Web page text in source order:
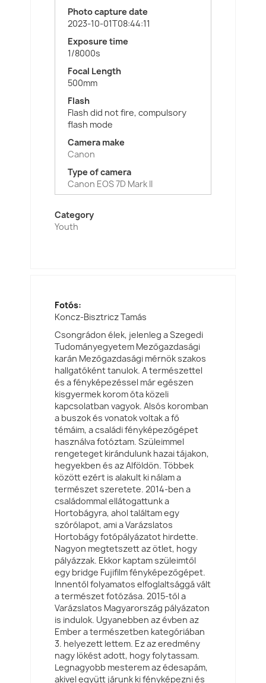
Photo capture date
2023-10-01T08:44:11
Exposure time
1/8000s
Focal Length
500mm
Flash
Flash did not fire, compulsory
flash mode
Camera make
Canon
Type of camera
Canon EOS 7D Mark II
Category
Youth
Fotós:
Koncz-Bisztricz Tamás
Csongrádon élek, jelenleg a Szegedi
Tudományegyetem Mezőgazdasági
karán Mezőgazdasági mérnök szakos
hallgatóként tanulok. A természettel
és a fényképezéssel már egészen
kisgyermek korom óta közeli
kapcsolatban vagyok. Alsós koromban
a buszok és vonatok voltak a fő
témáim, a családi fényképezőgépet
használva fotóztam. Szüleimmel
rengeteget kirándulunk hazai tájakon,
hegyekben és az Alföldön. Többek
között ezért is alakult ki nálam a
természet szeretete. 2014-ben a
családommal ellátogattunk a
Hortobágyra, ahol találtam egy
szórólapot, ami a Varázslatos
Hortobágy fotópályázatot hirdette.
Nagyon megtetszett az ötlet, hogy
pályázzak. Ekkor kaptam szüleimtől
egy bridge Fujifilm fényképezőgépet.
Innentől folyamatos elfoglaltsággá vált
a természet fotózása. 2015-től a
Varázslatos Magyarország pályázaton
is indulok. Ugyanebben az évben az
Ember a természetben kategóriában
3. helyezett lettem. Ez az eredmény
nagy lökést adott, hogy folytassam.
Legnagyobb mesterem az édesapám,
akivel együtt járunk ki fényképezni és